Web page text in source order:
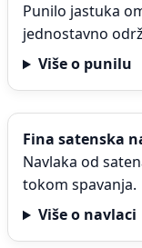
Punilo jastuka
jednostavno
Više o punilu
Fina satenska
Navlaka od
tokom spavanja.
Više o navlaci